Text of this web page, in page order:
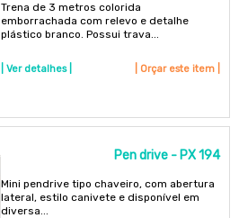
Trena de 3 metros colorida
emborrachada com relevo e detalhe
plástico branco. Possui trava...
| Ver detalhes | | Orçar este item |
Pen drive - PX 194
Mini pendrive tipo chaveiro, com abertura
lateral, estilo canivete e disponível em
diversa...